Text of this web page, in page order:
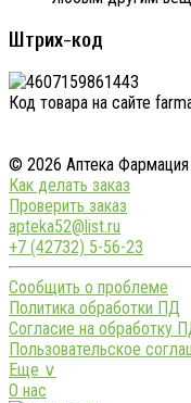
Штрих-код
Код товара на сайте
© 2026 Аптека Фармация
Как делать заказ
Проверить заказ
apteka52@list.ru
+7 (42732) 5-56-23
Сообщить о проблеме
Политика обработки ПД
Согласие на обработку
Пользовательское
Еще ∨
О нас